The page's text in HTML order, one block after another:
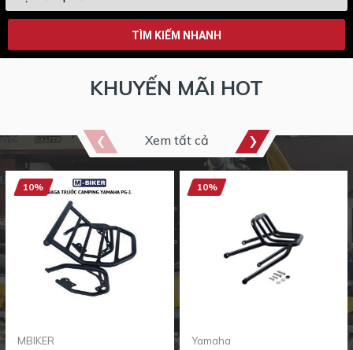
TÌM KIẾM NHANH
KHUYẾN MÃI HOT
Xem tất cả
10%
MBIKER
10%
Yamaha